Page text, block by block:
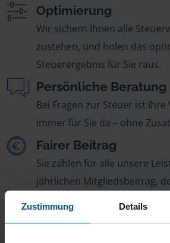
Zustimmung Details
Optimierung
Wir sichern Ihnen alle
zustehen, und holen das
Steuerergebnis für Sie raus.
Persönliche Beratung
Bei Fragen zur Steuer ist
immer für Sie da – ohne
Fairer Beitrag
Sie zahlen für alle unsere
jährlichen Mitgliedsbeitrag,